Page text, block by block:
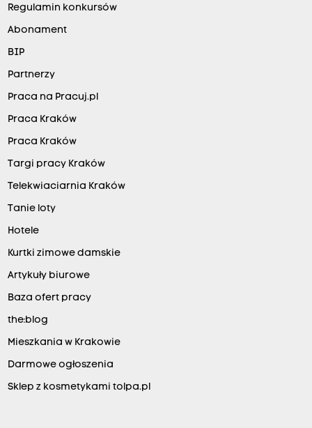
Regulamin konkursów
Abonament
BIP
Partnerzy
Praca na Pracuj.pl
Praca Kraków
Praca Kraków
Targi pracy Kraków
Telekwiaciarnia Kraków
Tanie loty
Hotele
Kurtki zimowe damskie
Artykuły biurowe
Baza ofert pracy
the:blog
Mieszkania w Krakowie
Darmowe ogłoszenia
Sklep z kosmetykami tolpa.pl